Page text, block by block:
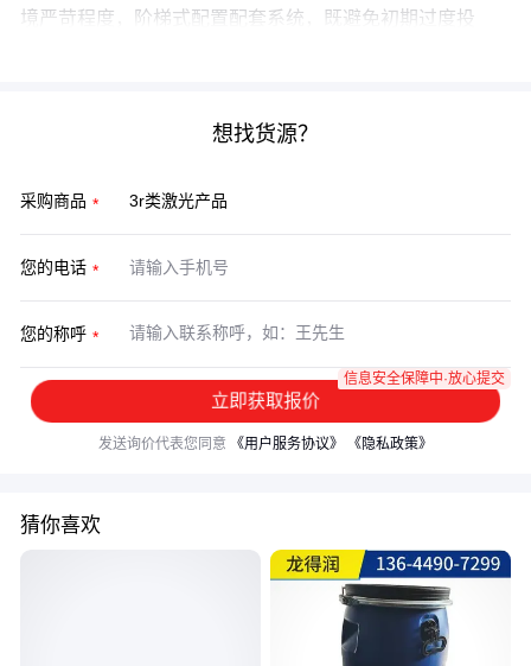
境严苛程度，阶梯式配置配套系统，既避免初期过度投
想找货源？
采购商品
您的电话
您的称呼
立即获取报价
信息安全保障中·放心提交
发送询价代表您同意 《用户服务协议》 《隐私政策》
猜你喜欢